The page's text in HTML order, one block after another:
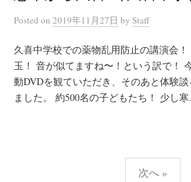
Posted on 2019年11月27日 by Staff
久喜中学校での薬物乱用防止の講演会
玉！ 音が似てますね〜！という訳で！
動DVDを観ていただき、そのあと体験
ました。 約500名の子どもたち！ 少し寒
次へ »